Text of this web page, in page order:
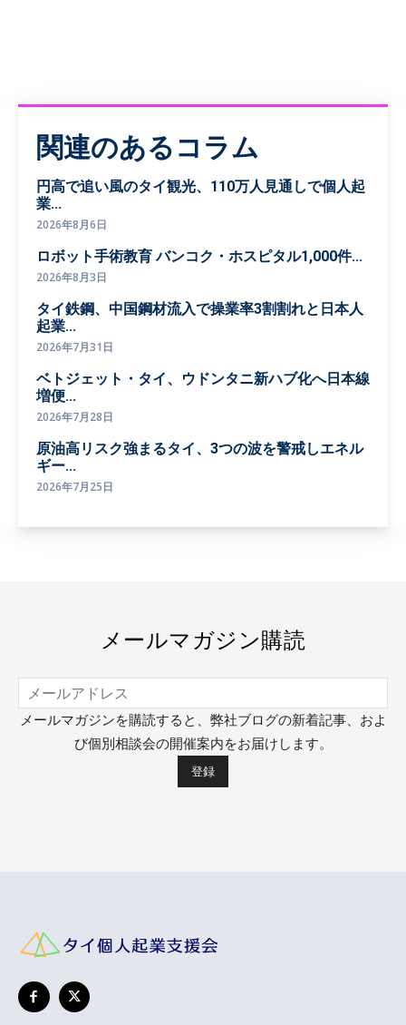
関連のあるコラム
円高で追い風のタイ観光、110万人見通しで個人起
業...
2026年8月6日
ロボット手術教育 バンコク・ホスピタル1,000件...
2026年8月3日
タイ鉄鋼、中国鋼材流入で操業率3割割れと日本人
起業...
2026年7月31日
ベトジェット・タイ、ウドンタニ新ハブ化へ日本線
増便...
2026年7月28日
原油高リスク強まるタイ、3つの波を警戒しエネル
ギー...
2026年7月25日
メールマガジン購読
メールマガジンを購読すると、弊社ブログの新着記事、およ
び個別相談会の開催案内をお届けします。